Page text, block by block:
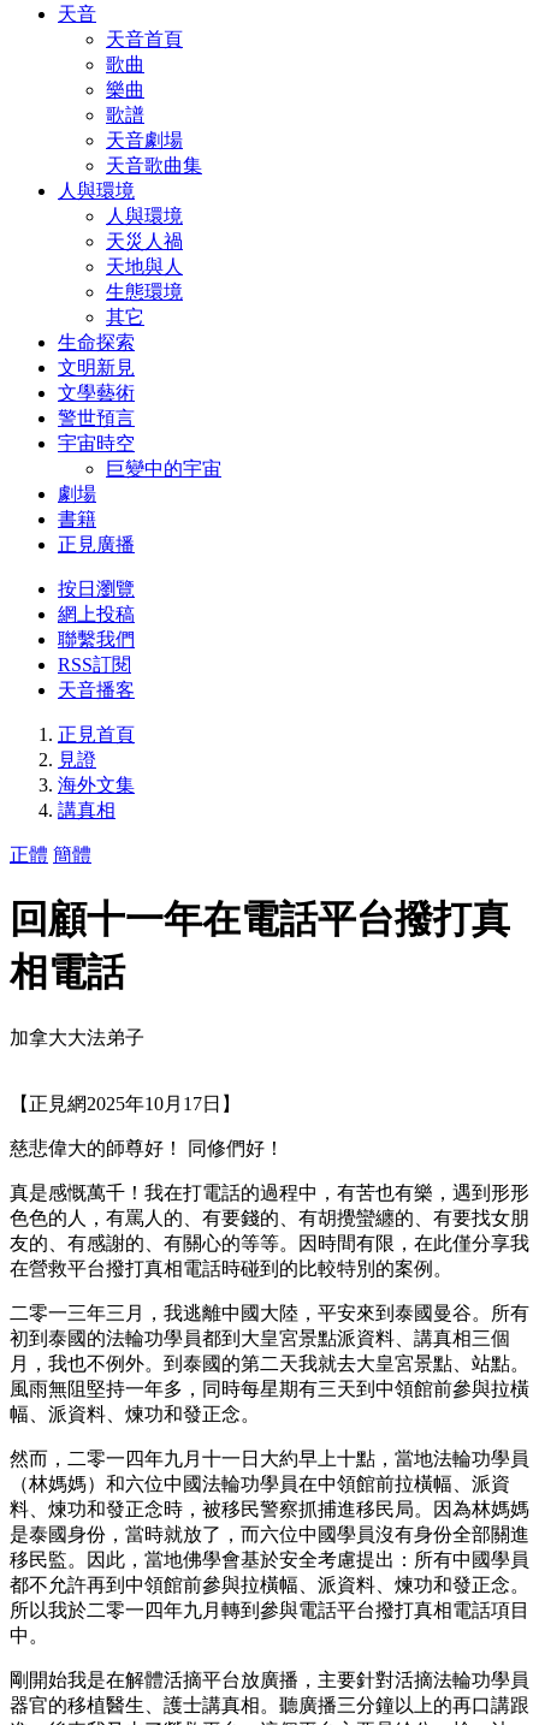
天音
天音首頁
歌曲
樂曲
歌譜
天音劇場
天音歌曲集
人與環境
人與環境
天災人禍
天地與人
生態環境
其它
生命探索
文明新見
文學藝術
警世預言
宇宙時空
巨變中的宇宙
劇場
書籍
正見廣播
按日瀏覽
網上投稿
聯繫我們
RSS訂閱
天音播客
正見首頁
見證
海外文集
講真相
正體 簡體
回顧十一年在電話平台撥打真
相電話
加拿大大法弟子
【正見網2025年10月17日】
慈悲偉大的師尊好！ 同修們好！
真是感慨萬千！我在打電話的過程中，有苦也有樂，遇到形形
色色的人，有罵人的、有要錢的、有胡攪蠻纏的、有要找女朋
友的、有感謝的、有關心的等等。因時間有限，在此僅分享我
在營救平台撥打真相電話時碰到的比較特別的案例。
二零一三年三月，我逃離中國大陸，平安來到泰國曼谷。所有
初到泰國的法輪功學員都到大皇宮景點派資料、講真相三個
月，我也不例外。到泰國的第二天我就去大皇宮景點、站點。
風雨無阻堅持一年多，同時每星期有三天到中領館前參與拉橫
幅、派資料、煉功和發正念。
然而，二零一四年九月十一日大約早上十點，當地法輪功學員
（林媽媽）和六位中國法輪功學員在中領館前拉橫幅、派資
料、煉功和發正念時，被移民警察抓捕進移民局。因為林媽媽
是泰國身份，當時就放了，而六位中國學員沒有身份全部關進
移民監。因此，當地佛學會基於安全考慮提出：所有中國學員
都不允許再到中領館前參與拉橫幅、派資料、煉功和發正念。
所以我於二零一四年九月轉到參與電話平台撥打真相電話項目
中。
剛開始我是在解體活摘平台放廣播，主要針對活摘法輪功學員
器官的移植醫生、護士講真相。聽廣播三分鐘以上的再口講跟